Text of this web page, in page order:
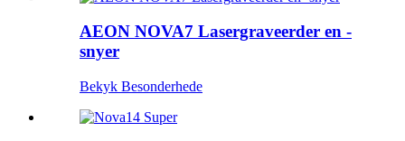
AEON NOVA7 Lasergraveerder en -
snyer
Bekyk Besonderhede